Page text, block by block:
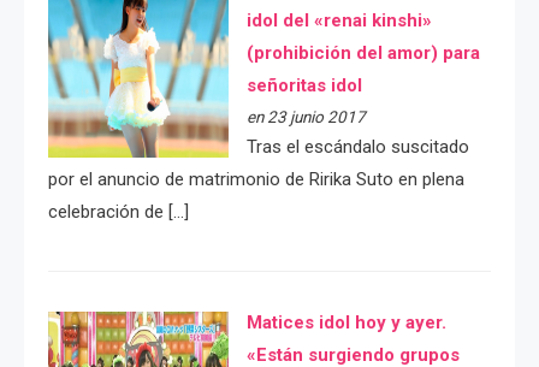
idol del «renai kinshi»
(prohibición del amor) para
señoritas idol
en 23 junio 2017
Tras el escándalo suscitado
por el anuncio de matrimonio de Ririka Suto en plena
celebración de […]
Matices idol hoy y ayer.
«Están surgiendo grupos